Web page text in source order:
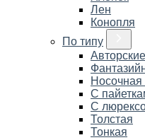
Лен
Конопля
По типу
С
С
Толстая
Тонкая